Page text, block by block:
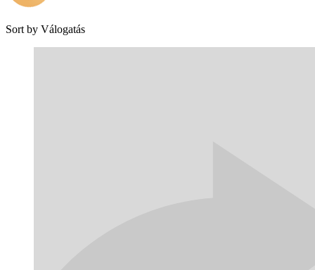
Sort by Válogatás